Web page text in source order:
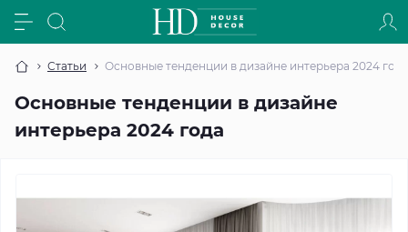
Статьи Основные тенденции в дизайне интерьера 2024 года
Основные тенденции в дизайне
интерьера 2024 года